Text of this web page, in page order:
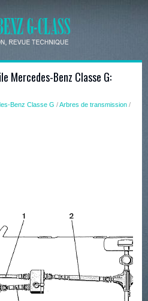
Mercedes-Benz Classe G:
Benz Classe G /Arbres de transmission /